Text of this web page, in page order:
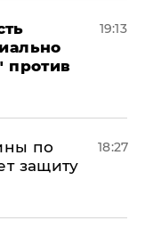
против
19:13
по
защиту
18:27